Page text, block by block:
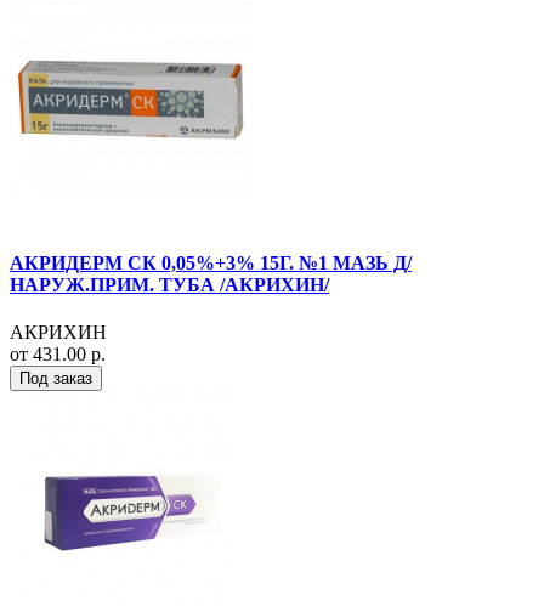
АКРИДЕРМ СК 0,05%+3% 15Г. №1 МАЗЬ Д/
НАРУЖ.ПРИМ. ТУБА /АКРИХИН/
АКРИХИН
от 431.00 р.
Под заказ